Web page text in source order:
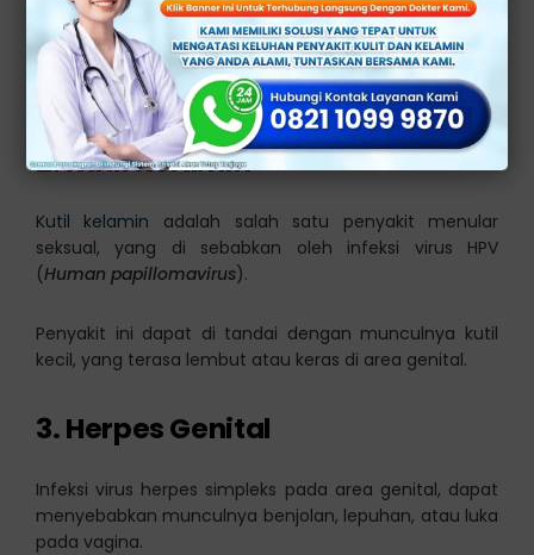
Kelenjar bartholin adalah kelenjar yang berperan dalam
produksi cairan pelumas pada vagina, dan jika cairan
tersebut tersumbat, maka cairan akan membentuk
kista.
2. Kutil Kelamin
Kutil kelamin adalah salah satu penyakit menular
seksual, yang di sebabkan oleh infeksi virus HPV
(Human papillomavirus).
Penyakit ini dapat di tandai dengan munculnya kutil
kecil, yang terasa lembut atau keras di area genital.
3. Herpes Genital
Infeksi virus herpes simpleks pada area genital, dapat
menyebabkan munculnya benjolan, lepuhan, atau luka
pada vagina.